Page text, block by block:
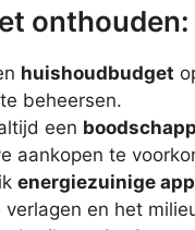
onthouden:
huishoudbudget
beheersen.
een
aankopen te
energiezuinige
verlagen en het